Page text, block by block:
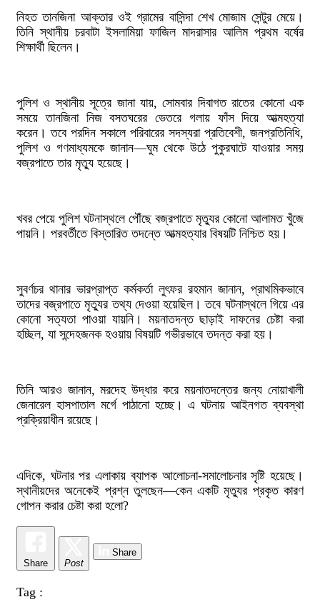
নিহত তানজিনা আক্তার ওই গ্রামের বাসিন্দা শেখ মোজাম সেন্টুর মেয়ে।
তিনি স্থানীয় চরবাটা ইসলামিয়া ফাজিল মাদরাসার আলিম প্রথম বর্ষের
শিক্ষার্থী ছিলেন।
পুলিশ ও স্থানীয় সূত্রে জানা যায়, সোমবার দিবাগত রাতের কোনো এক
সময়ে তানজিনা নিজ বসতঘরের ভেতরে গলায় ফাঁস দিয়ে আত্মহত্যা
করেন। তবে পরদিন সকালে পরিবারের সদস্যরা প্রতিবেশী, জনপ্রতিনিধি,
পুলিশ ও গণমাধ্যমকে জানান—ঘুম থেকে উঠে পুকুরঘাটে যাওয়ার সময়
বজ্রপাতে তার মৃত্যু হয়েছে।
খবর পেয়ে পুলিশ ঘটনাস্থলে পৌঁছে বজ্রপাতে মৃত্যুর কোনো আলামত খুঁজে
পায়নি। পরবর্তীতে বিস্তারিত তদন্তে আত্মহত্যার বিষয়টি নিশ্চিত হয়।
সুবর্ণচর থানার ভারপ্রাপ্ত কর্মকর্তা লুৎফর রহমান জানান, প্রাথমিকভাবে
তাদের বজ্রপাতে মৃত্যুর তথ্য দেওয়া হয়েছিল। তবে ঘটনাস্থলে গিয়ে এর
কোনো সত্যতা পাওয়া যায়নি। ময়নাতদন্ত ছাড়াই দাফনের চেষ্টা করা
হচ্ছিল, যা সন্দেহজনক হওয়ায় বিষয়টি গভীরভাবে তদন্ত করা হয়।
তিনি আরও জানান, মরদেহ উদ্ধার করে ময়নাতদন্তের জন্য নোয়াখালী
জেনারেল হাসপাতাল মর্গে পাঠানো হচ্ছে। এ ঘটনায় আইনগত ব্যবস্থা
প্রক্রিয়াধীন রয়েছে।
এদিকে, ঘটনার পর এলাকায় ব্যাপক আলোচনা-সমালোচনার সৃষ্টি হয়েছে।
স্থানীয়দের অনেকেই প্রশ্ন তুলছেন—কেন একটি মৃত্যুর প্রকৃত কারণ
গোপন করার চেষ্টা করা হলো?
Share Post
Share
Tag :